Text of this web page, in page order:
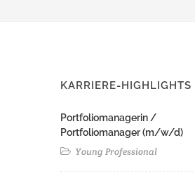
KARRIERE-HIGHLIGHTS
Portfoliomanagerin /
Portfoliomanager (m/w/d)
Young Professional